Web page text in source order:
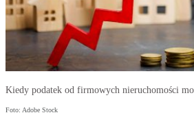
Kiedy podatek od firmowych nieruchomości
Foto: Adobe Stock